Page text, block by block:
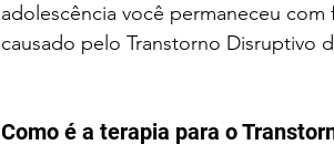
adolescência você permaneceu
causado pelo Transtorno Disruptivo
Como é a terapia para o